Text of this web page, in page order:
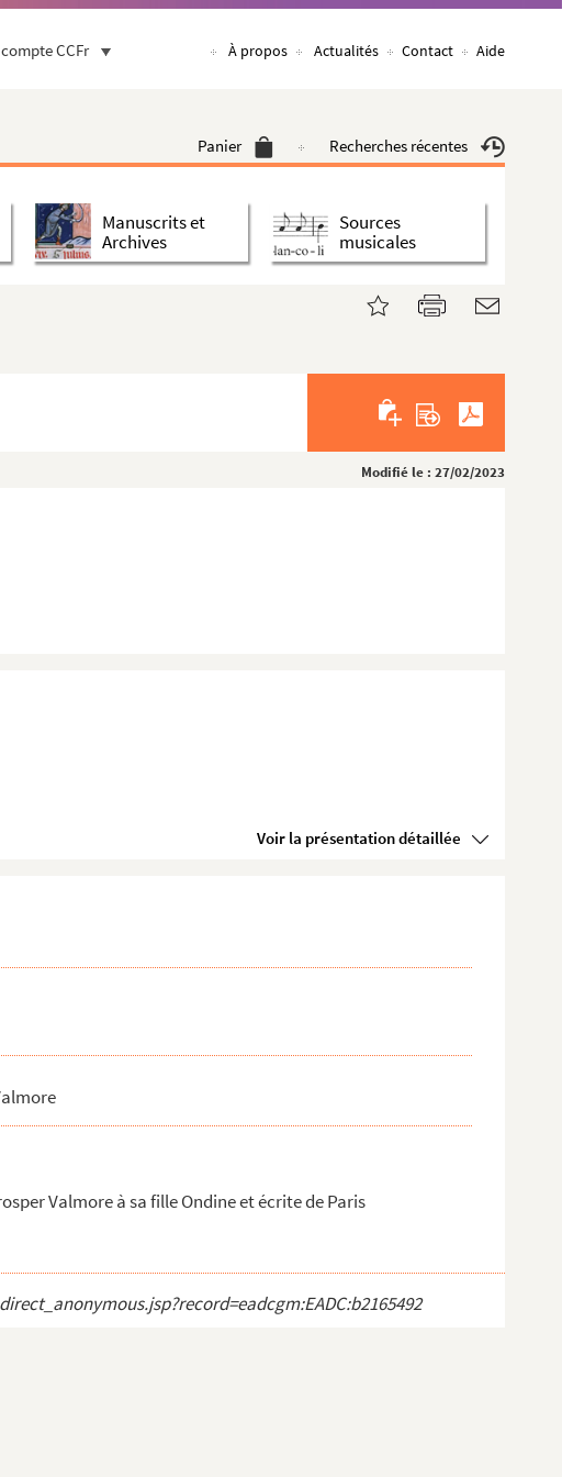
CCFr À propos Actualités Contact Aide
Panier Recherches récentes
Manuscrits et
Archives
Sources
musicales
Modifié le : 27/02/2023
Voir la présentation détaillée
Valmore à sa fille Ondine et écrite de Paris